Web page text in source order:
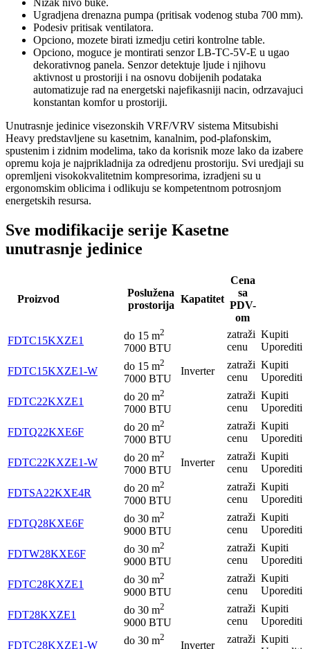
Ugradjena drenazna pumpa (pritisak vodenog stuba 700 mm).
Podesiv pritisak ventilatora.
Opciono, mozete birati izmedju cetiri kontrolne table.
Opciono, moguce je montirati senzor LB-TC-5V-E u ugao
dekorativnog panela. Senzor detektuje ljude i njihovu
aktivnost u prostoriji i na osnovu dobijenih podataka
automatizuje rad na energetski najefikasniji nacin, odrzavajuci
konstantan komfor u prostoriji.
Unutrasnje jedinice visezonskih VRF/VRV sistema Mitsubishi
Heavy predstavljene su kasetnim, kanalnim, pod-plafonskim,
spustenim i zidnim modelima, tako da korisnik moze lako da izabere
opremu koja je najprikladnija za odredjenu prostoriju. Svi uredjaji su
opremljeni visokokvalitetnim kompresorima, izradjeni su u
ergonomskim oblicima i odlikuju se kompetentnom potrosnjom
energetskih resursa.
Sve modifikacije serije Kasetne
unutrasnje jedinice
Proizvod
Poslužena
prostorija
Kapatitet
Cena
sa
PDV-
om
FDTC15KXZE1
do 15 m2
7000 BTU
zatraži
cenu
Kupiti
Uporediti
FDTC15KXZE1-W do 15 m2
7000 BTU
Inverter
zatraži
cenu
Kupiti
Uporediti
FDTC22KXZE1 do 20 m2
7000 BTU
zatraži
cenu
Kupiti
Uporediti
FDTQ22KXE6F do 20 m2
7000 BTU
zatraži
cenu
Kupiti
Uporediti
FDTC22KXZE1-W do 20 m2
7000 BTU
Inverter
zatraži
cenu
Kupiti
Uporediti
FDTSA22KXE4R do 20 m2
7000 BTU
zatraži
cenu
Kupiti
Uporediti
FDTQ28KXE6F do 30 m2
9000 BTU
zatraži
cenu
Kupiti
Uporediti
FDTW28KXE6F do 30 m2
9000 BTU
zatraži
cenu
Kupiti
Uporediti
FDTC28KXZE1 do 30 m2
9000 BTU
zatraži
cenu
Kupiti
Uporediti
FDT28KXZE1 do 30 m2
9000 BTU
zatraži
cenu
Kupiti
Uporediti
FDTC28KXZE1-W do 30 m2
Inverter
zatraži Kupiti